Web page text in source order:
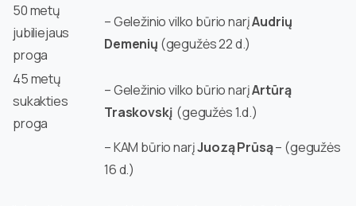
50 metų
jubiliejaus
proga
– Geležinio vilko būrio narįAudrių
Demenių (gegužės 22 d.)
45 metų
sukakties
proga
– Geležinio vilko būrio narįArtūrą
Traskovskį(gegužės 1.d.)
– KAM būrio narįJuozą Prūsą– (gegužės
16 d.)